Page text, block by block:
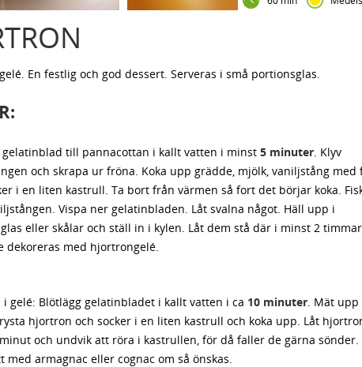
En festlig och god dessert. Serveras i små portionsglas.
gelatinblad till pannacottan i kallt vatten i minst 5 minuter. Klyv
och skrapa ur fröna. Koka upp grädde, mjölk, vaniljstång med
i en liten kastrull. Ta bort från värmen så fort det börjar koka.
Vispa ner gelatinbladen. Låt svalna något. Häll upp i
eller skålar och ställ in i kylen. Låt dem stå där i minst 2 timmar
dekoreras med hjortrongelé.
i gelé: Blötlägg gelatinbladet i kallt vatten i ca 10 minuter. Mät upp
hjortron och socker i en liten kastrull och koka upp. Låt
och undvik att röra i kastrullen, för då faller de gärna sönder.
med armagnac eller cognac om så önskas.